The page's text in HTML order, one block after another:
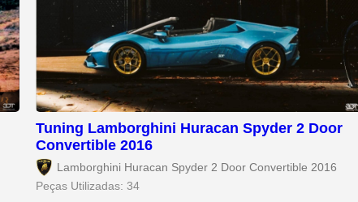
Tuning Lamborghini Huracan Spyder 2 Door
Convertible 2016
Lamborghini Huracan Spyder 2 Door Convertible 2016
Peças Utilizadas: 34